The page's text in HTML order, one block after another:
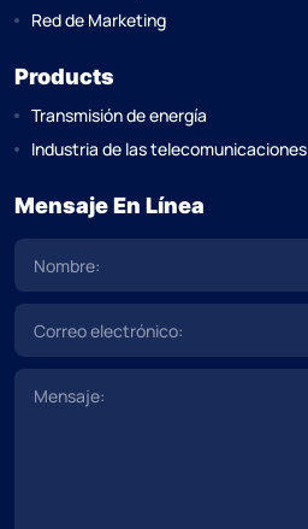
Red de Marketing
Products
Transmisión de energía
Industria de las telecomunicaciones
Mensaje En Línea